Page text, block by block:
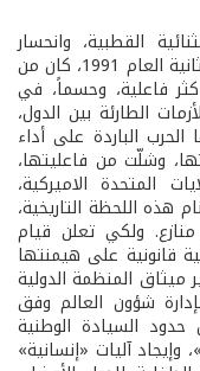
القطبية، وانحسار
التنافس الدولي، وقبيل إندلاع حرب الخليج الثانية العام 1991، كان من
فاعلية، وحسماً، في
الطارئة بين الدول،
الباردة على أداء
وشلّت من فاعليتها،
المتحدة الاميركية،
هذه اللحظة التاريخية،
ولكي تعلن قيام
قانونية على هيمنتها
ميثاق المنظمة الدولية
شؤون العالم وفق
حدود السيادة الوطنية
وإيجاد آليات «إنسانية»